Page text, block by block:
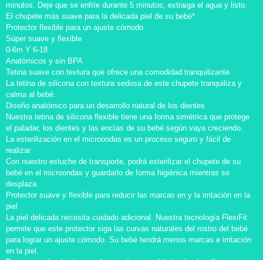
minutos. Deje que se enfríe durante 5 minutos, extraiga el agua y listo.
El chupete más suave para la delicada piel de su bebé*
Protector flexible para un ajuste cómodo
Súper suave y flexible
0-6m Y 6-18
Anatómicos y sin BPA
Tetina suave con textura que ofrece una comodidad tranquilizante
La tetina de silicona con textura sedosa de este chupete tranquiliza y
calma al bebé.
Diseño anatómico para un desarrollo natural de los dientes
Nuestra tetina de silicona flexible tiene una forma simétrica que protege
el paladar, los dientes y las encías de su bebé según vaya creciendo.
La esterilización en el microondas es un proceso seguro y fácil de
realizar
Con nuestro estuche de transporte, podrá esterilizar el chupete de su
bebé en el microondas y guardarlo de forma higiénica mientras se
desplaza.
Protector suave y flexible para reducir las marcas en y la irritación en la
piel
La piel delicada necesita cuidado adicional. Nuestra tecnología FlexiFit
permite que este protector siga las curvas naturales del rostro del bebé
para lograr un ajuste cómodo. Su bebé tendrá menos marcas e irritación
en la piel.